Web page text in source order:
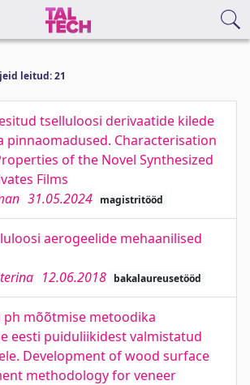
leitud: 21
tselluloosi derivaatide kilede
pinnaomadused. Characterisation
of the Novel Synthesized
Films
31.05.2024 magistritööd
aerogeelide mehaanilised
12.06.2018 bakalaureusetööd
ph mõõtmise metoodika
eesti puiduliikidest valmistatud
Development of wood surface
methodology for veneer